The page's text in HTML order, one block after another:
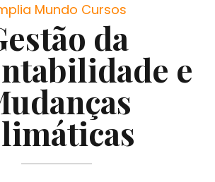
Mundo Cursos
da
e